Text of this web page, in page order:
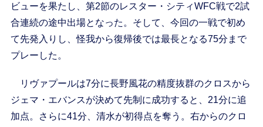
ビューを果たし、第2節のレスター・シティWFC戦で2試
合連続の途中出場となった。そして、今回の一戦で初め
て先発入りし、怪我から復帰後では最長となる75分まで
プレーした。
リヴァプールは7分に長野風花の精度抜群のクロスから
ジェマ・エバンスが決めて先制に成功すると、21分に追
加点。さらに41分、清水が初得点を奪う。右からのクロ